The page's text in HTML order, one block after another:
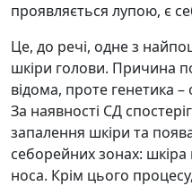
проявляється лупою, є
Це, до речі, одне з
шкіри голови. Причина
відома, проте генетика
За наявності СД
запалення шкіри та
себорейних зонах:
носа. Крім цього